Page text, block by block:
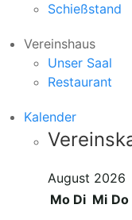
Schießstand
Vereinshaus
Unser Saal
Restaurant
Kalender
August 2026
Mo Di Mi Do